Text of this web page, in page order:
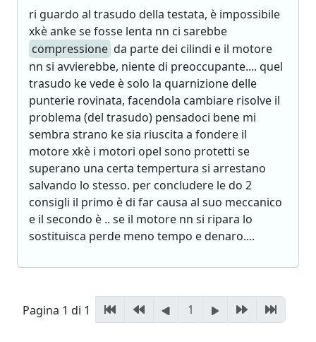
ri guardo al trasudo della testata, è impossibile
xkè anke se fosse lenta nn ci sarebbe
compressione da parte dei cilindi e il motore
nn si avvierebbe, niente di preoccupante.... quel
trasudo ke vede è solo la quarnizione delle
punterie rovinata, facendola cambiare risolve il
problema (del trasudo) pensadoci bene mi
sembra strano ke sia riuscita a fondere il
motore xkè i motori opel sono protetti se
superano una certa tempertura si arrestano
salvando lo stesso. per concludere le do 2
consigli il primo è di far causa al suo meccanico
e il secondo è .. se il motore nn si ripara lo
sostituisca perde meno tempo e denaro....
Pagina 1 di 1 1